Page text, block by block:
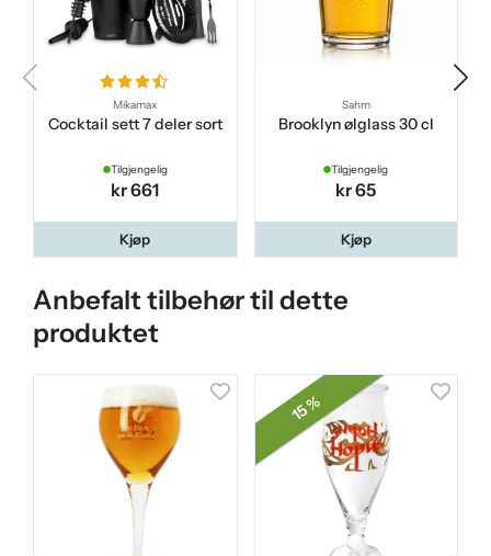
Mikamax
Cocktail sett 7 deler sort
Tilgjengelig
kr 661
Kjøp
Sahm
Brooklyn ølglass 30 cl
Tilgjengelig
kr 65
Kjøp
Anbefalt tilbehør til dette
produktet
15 %